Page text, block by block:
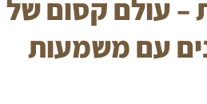
– עולם קסום של
עם משמעות